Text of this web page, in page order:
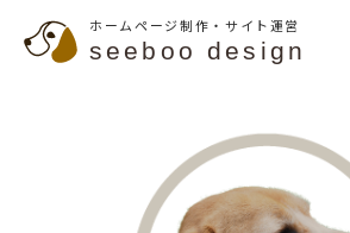
ホームページ制作・サイト運営
seeboo design